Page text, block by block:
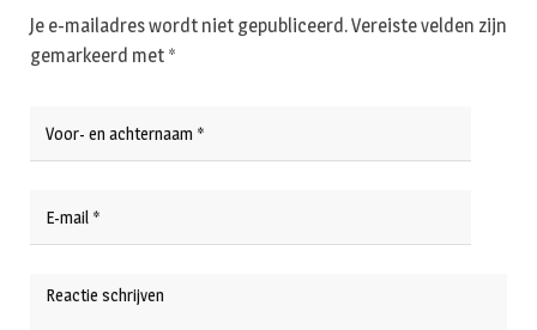
Je e-mailadres wordt niet gepubliceerd.Vereiste velden zijn
gemarkeerd met *